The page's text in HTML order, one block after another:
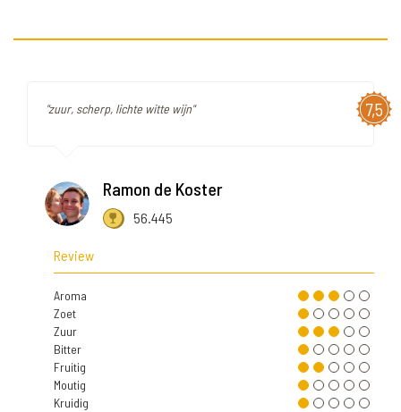
7,5
"zuur, scherp, lichte witte wijn"
Ramon de Koster
56.445
Review
Aroma
Zoet
Zuur
Bitter
Fruitig
Moutig
Kruidig